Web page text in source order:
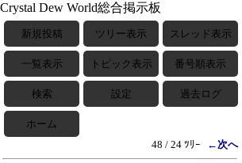
Crystal Dew World総合掲示板
新規投稿 ツリー表示 スレッド表示
一覧表示 トピック表示 番号順表示
検索 設定 過去ログ
ホーム
48 / 24 ﾂﾘｰ
←次へ